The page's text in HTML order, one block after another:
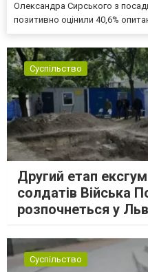
Олександра Сирського з
позитивно оцінили 40,6%
Суспільство
Другий етап
солдатів Війська
розпочнеться у
Суспільство